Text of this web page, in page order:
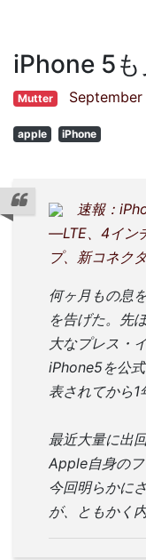
iPhone 5
Mutter September
apple iPhone
速報：
―LTE、4イン
プ、新コネク
何ヶ月もの息
を告げた。先
大なプレス・
iPhone5を公
表されてから1
最近大量に出
Apple自身のフ
今回明らかに
が、ともかく